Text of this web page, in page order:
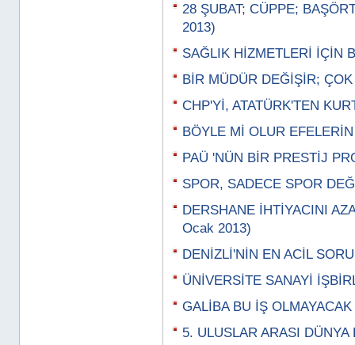
28 ŞUBAT; CÜPPE;
2013)
SAĞLIK HİZMETLERİ İÇİN
BİR MÜDÜR DEĞİŞİR;
CHP'Yİ, ATATÜRK'TEN
BÖYLE Mİ OLUR
PAÜ 'NÜN BİR PRESTİJ
SPOR, SADECE SPOR
DERSHANE İHTİYACINI
Ocak 2013)
DENİZLİ'NİN EN ACİL
ÜNİVERSİTE SANAYİ
GALİBA BU İŞ OLMAYACAK
5. ULUSLAR ARASI